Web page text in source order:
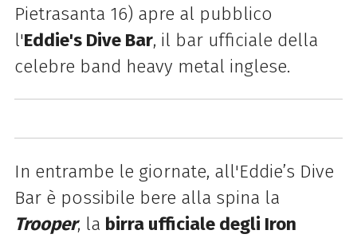
Pietrasanta 16) apre al pubblico
l'Eddie's Dive Bar, il bar ufficiale della
celebre band heavy metal inglese.
In entrambe le giornate, all'Eddie’s Dive
Bar è possibile bere alla spina la
Trooper, la birra ufficiale degli Iron